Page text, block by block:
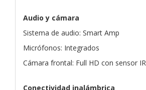
Audio y cámara
Sistema de audio: Smart Amp
Micrófonos: Integrados
Cámara frontal: Full HD con sensor IR
Conectividad inalámbrica